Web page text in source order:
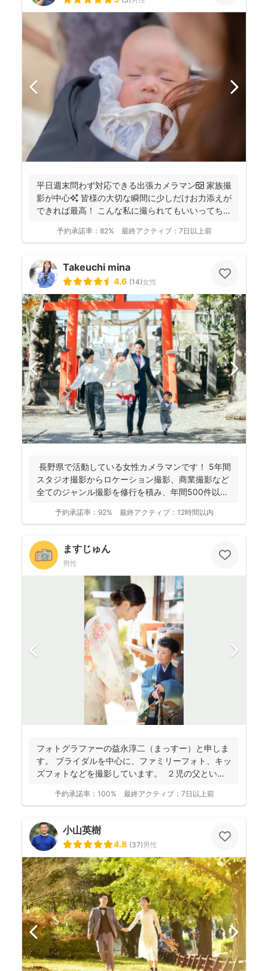
平日週末問わず対応できる出張カメラマン📷 家族撮
影が中心✨ 皆様の大切な瞬間に少しだけお力添えが
できれば最高！ こんな私に撮られてもいいってちら
予約承諾率： 82% 最終アクティブ： 7日以上前
Takeuchi mina
4.6 (14)女性
長野県で活動している女性カメラマンです！ 5年間
スタジオ撮影からロケーション撮影、商業撮影など
全てのジャンル撮影を修行を積み、年間500件以上
予約承諾率： 92% 最終アクティブ： 12時間以内
ますじゅん
男性
フォトグラファーの益永淳二（まっすー）と申しま
す。 ブライダルを中心に、ファミリーフォト、キッ
ズフォトなどを撮影しています。 ２児の父という
予約承諾率： 100% 最終アクティブ： 7日以上前
小山英樹
4.8 (37)男性